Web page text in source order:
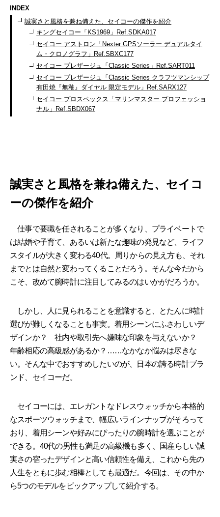
INDEX
誠実さと風格を兼ね備えた、セイコーの傑作を紹介
キングセイコー「KS1969」Ref.SDKA017
セイコー アストロン「Nexter GPSソーラー デュアルタイ
ム・クロノグラフ」Ref.SBXC177
セイコー プレザージュ「Classic Series」Ref.SART011
セイコー プレザージュ「Classic Series クラフツマンシップ
有田焼『無釉』ダイヤル 限定モデル」Ref.SARX127
セイコー プロスペックス「マリンマスター プロフェッショ
ナル」Ref.SBDX067
誠実さと風格を兼ね備えた、セイコ
ーの傑作を紹介
仕事で要職を任されることが多くなり、プライベートで
は結婚や子育て、あるいは新たな趣味の発見など、ライフ
スタイルが大きく変わる40代。周りからの見え方も、それ
までとは自然と変わってくることだろう。そんな今だから
こそ、改めて腕時計に注目してみるのはいかがだろうか。
しかし、人に見られることを意識すると、とたんに時計
選びが難しくなることも事実。着用シーンにふさわしいデ
ザインか？ 社内や取引先へ嫌味な印象を与えないか？
年齢相応の高級感があるか？……なかなか悩みは尽きな
い。そんな中でおすすめしたいのが、日本の誇る時計ブラ
ンド、セイコーだ。
セイコーには、エレガントなドレスウォッチから本格的
なスポーツウォッチまで、幅広いラインナップがそろって
おり、着用シーンや好みにぴったりの腕時計を選ぶことが
できる。40代の男性も満足の高級機も多く、国産らしい誠
実さの宿ったデザインと高い信頼性を備え、これから先の
人生をともに歩む相棒としても最適だ。今回は、その中か
ら5つのモデルをピックアップして紹介する。